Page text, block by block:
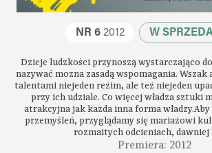
NR 62012 W
Dzieje ludzkości przynoszą wystarczająco
nazywać można zasadą wspomagania.
talentami niejeden reżim, ale też niejeden
przy ich udziale. Co więcej władza sztuki
atrakcyjna jak każda inna forma
przemyśleń, przyglądamy się mariażowi
rozmaitych odcieniach, dawniej
Premiera: 2012